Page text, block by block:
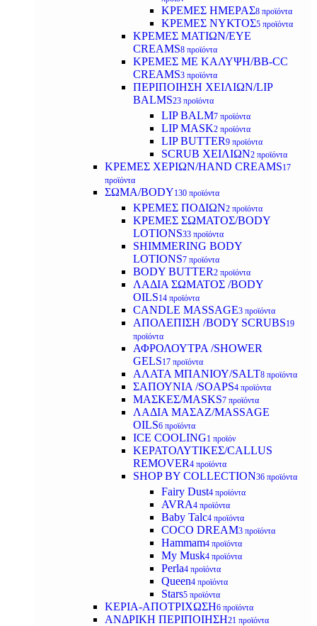
ΚΡΕΜΕΣ ΗΜΕΡΑΣ8 προϊόντα
ΚΡΕΜΕΣ ΝΥΚΤΟΣ5 προϊόντα
ΚΡΕΜΕΣ ΜΑΤΙΩΝ/EYE
CREAMS8 προϊόντα
ΚΡΕΜΕΣ ΜΕ ΚΑΛΥΨΗ/BB-CC
CREAMS3 προϊόντα
ΠΕΡΙΠΟΙΗΣΗ ΧΕΙΛΙΩΝ/LIP
BALMS23 προϊόντα
LIP BALM7 προϊόντα
LIP MASK2 προϊόντα
LIP BUTTER9 προϊόντα
SCRUB ΧΕΙΛΙΩΝ2 προϊόντα
ΚΡΕΜΕΣ ΧΕΡΙΩΝ/HAND CREAMS17
προϊόντα
ΣΩΜΑ/BODY130 προϊόντα
ΚΡΕΜΕΣ ΠΟΔΙΩΝ2 προϊόντα
ΚΡΕΜΕΣ ΣΩΜΑΤΟΣ/BODY
LOTIONS33 προϊόντα
SHIMMERING BODY
LOTIONS7 προϊόντα
BODY BUTTER2 προϊόντα
ΛΑΔΙΑ ΣΩΜΑΤΟΣ /BODY
OILS14 προϊόντα
CANDLE MASSAGE3 προϊόντα
ΑΠΟΛΕΠΙΣΗ /BODY SCRUBS19
προϊόντα
ΑΦΡΟΛΟΥΤΡΑ /SHOWER
GELS17 προϊόντα
ΑΛΑΤΑ ΜΠΑΝΙΟΥ/SALT8 προϊόντα
ΣΑΠΟΥΝΙΑ /SOAPS4 προϊόντα
ΜΑΣΚΕΣ/MASKS7 προϊόντα
ΛΑΔΙΑ ΜΑΣΑΖ/MASSAGE
OILS6 προϊόντα
ICE COOLING1 προϊόν
ΚΕΡΑΤΟΛΥΤΙΚΕΣ/CALLUS
REMOVER4 προϊόντα
SHOP BY COLLECTION36 προϊόντα
Fairy Dust4 προϊόντα
AVRA4 προϊόντα
Baby Talc4 προϊόντα
COCO DREAM3 προϊόντα
Hammam4 προϊόντα
My Musk4 προϊόντα
Perla4 προϊόντα
Queen4 προϊόντα
Stars5 προϊόντα
ΚΕΡΙΑ-ΑΠΟΤΡΙΧΩΣΗ6 προϊόντα
ΑΝΔΡΙΚΗ ΠΕΡΙΠΟΙΗΣΗ21 προϊόντα